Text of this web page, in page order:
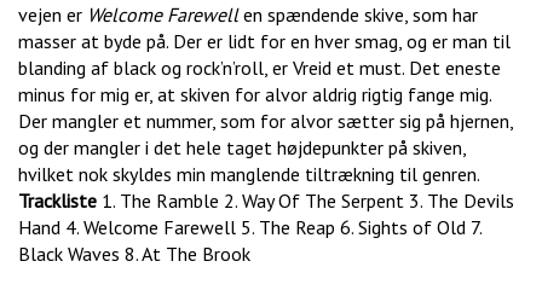
vejen er Welcome Farewellen spændende skive, som har
masser at byde på. Der er lidt for en hver smag, og er man til
blanding af black og rock’n’roll, er Vreid et must. Det eneste
minus for mig er, at skiven for alvor aldrig rigtig fange mig.
Der mangler et nummer, som for alvor sætter sig på hjernen,
og der mangler i det hele taget højdepunkter på skiven,
hvilket nok skyldes min manglende tiltrækning til genren.
Trackliste 1. The Ramble 2. Way Of The Serpent 3. The Devils
Hand 4. Welcome Farewell 5. The Reap 6. Sights of Old 7.
Black Waves 8. At The Brook